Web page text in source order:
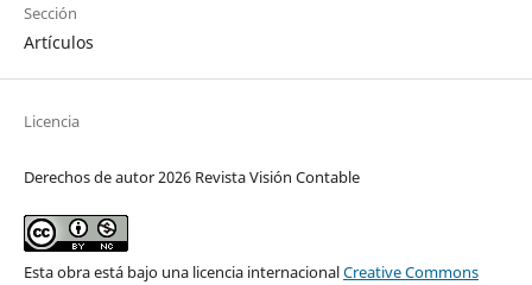
Sección
Artículos
Licencia
Derechos de autor 2026 Revista Visión Contable
Esta obra está bajo una licencia internacionalCreative Commons